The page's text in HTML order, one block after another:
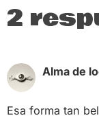
2
Alma de
Esa forma tan